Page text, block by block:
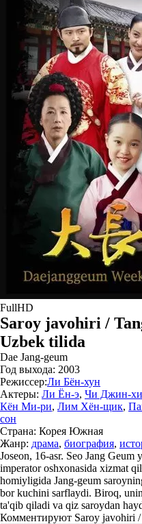
FullHD
Saroy javohiri /
Uzbek tilida
Dae Jang-geum
Год выхода: 2003
Режиссер:Ли Бён-хун
Актеры: Ли Ён-э, Чи Джин-хи
Кён Ми-ри, Лим Хён-щик,
сон
Страна: Корея Южная
Жанр: драма, биография,
Joseon, 16-asr. Seo Jang
imperator oshxonasida xizmat
homiyligida Jang-geum
bor kuchini sarflaydi. Biroq,
ta'qib qiladi va qiz saroydan
Комментируют Saroy javohiri